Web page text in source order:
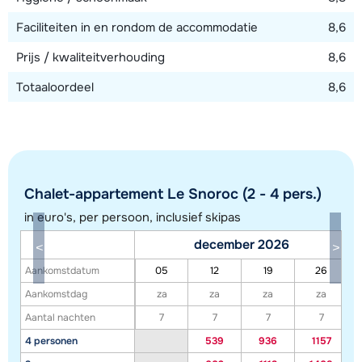
Toon alle accommodaties in dit gebied
Deze kaart geeft een indicatie van de ligging van onze accommodaties. De
exacte locatie kan enigszins afwijken.
Faciliteiten in en rondom de accommodatie
8,6
Prijs / kwaliteitverhouding
8,6
Totaaloordeel
8,6
Chalet-appartement Le Snoroc (2 - 4 pers.)
in euro's, per persoon, inclusief skipas
Aankomstdatum
Aankomstdag
Aantal nachten
4 personen
december 2026
05 12 19
26
za
za za
za
7
7 7
7
539
936
1157